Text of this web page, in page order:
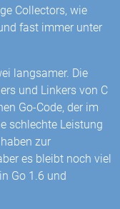
Collectors, wie
fast immer unter
langsamer. Die
und Linkers von C
Go-Code, der im
schlechte Leistung
zur
es bleibt noch viel
Go 1.6 und